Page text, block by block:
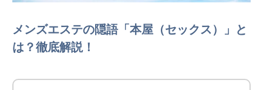
メンズエステの隠語「本屋（セックス）」と
は？徹底解説！